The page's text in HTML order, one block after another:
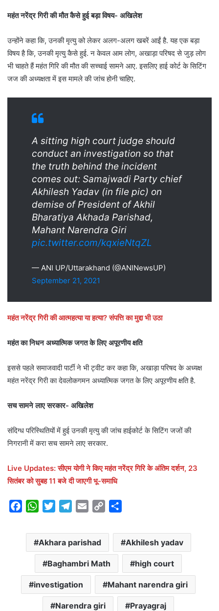
महंत नरेंद्र गिरी की मौत कैसे हुई बड़ा विषय- अखिलेश
उन्होंने कहा कि, उनकी मृत्यु को लेकर अलग-अलग खबरें आईं है. यह एक बड़ा
विषय है कि, उनकी मृत्यु कैसे हुई. न केवल आम लोग, अखाड़ा परिषद से जुड़ लोग
भी चाहते हैं महंत गिरि की मौत की सच्चाई सामने आए. इसलिए हाई कोर्ट के सिटिंग
जज की अध्यक्षता में इस मामले की जांच होनी चाहिए.
A sitting high court judge should
conduct an investigation so that
the truth behind the incident
comes out: Samajwadi Party chief
Akhilesh Yadav (in file pic) on
demise of President of Akhil
Bharatiya Akhada Parishad,
Mahant Narendra Giri
pic.twitter.com/kqxieNtqZL
— ANI UP/Uttarakhand (@ANINewsUP)
September 21, 2021
महंत नरेंद्र गिरी की आत्महत्या या हत्या? संपत्ति का मुद्दा भी उठा
महंत का निधन अध्यात्मिक जगत के लिए अपूरणीय क्षति
इससे पहले समाजवादी पार्टी ने भी ट्वीट कर कहा कि, अखाड़ा परिषद के अध्यक्ष
महंत नरेंद्र गिरी का देवलोकगमन अध्यात्मिक जगत के लिए अपूरणीय क्षति है.
सच सामने लाए सरकार- अखिलेश
संदिग्ध परिस्थितियों में हुई उनकी मृत्यु की जांच हाईकोर्ट के सिटिंग जजों की
निगरानी में करा सच सामने लाए सरकार.
Live Updates: सीएम योगी ने किए महंत नरेंद्र गिरि के अंतिम दर्शन, 23
सितंबर को सुबह 11 बजे दी जाएगी भू-समाधि
c
k
W
a
t
s
A
p
p
i
t
t
e
r
l
e
g
r
a
m
a
i
l
p
L
i
n
k
a
r
e
Akhara parishad Akhilesh yadav
Baghambri Math high court
investigation Mahant narendra giri
Narendra giri Prayagraj